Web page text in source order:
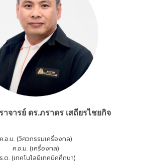
าจารย์ ดร.ภราดร เสถียรไชยกิจ
ค.อ.บ. (วิศวกรรมเครื่องกล)
ค.อ.ม. (เครื่องกล)
.ด. (เทคโนโลยีเทคนิคศึกษา)